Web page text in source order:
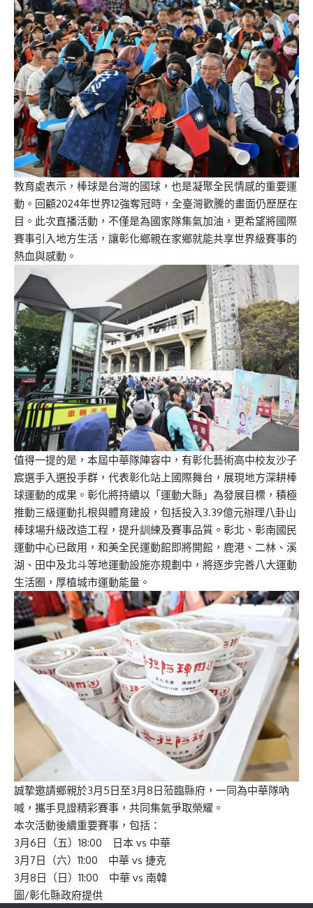
教育處表示，棒球是台灣的國球，也是凝聚全民情感的重要運
動。回顧2024年世界12強奪冠時，全臺灣歡騰的畫面仍歷歷在
目。此次直播活動，不僅是為國家隊集氣加油，更希望將國際
賽事引入地方生活，讓彰化鄉親在家鄉就能共享世界級賽事的
熱血與感動。
值得一提的是，本屆中華隊陣容中，有彰化藝術高中校友沙子
宸選手入選投手群，代表彰化站上國際舞台，展現地方深耕棒
球運動的成果。彰化將持續以「運動大縣」為發展目標，積極
推動三級運動扎根與體育建設，包括投入3.39億元辦理八卦山
棒球場升級改造工程，提升訓練及賽事品質。彰北、彰南國民
運動中心已啟用，和美全民運動館即將開館，鹿港、二林、溪
湖、田中及北斗等地運動設施亦規劃中，將逐步完善八大運動
生活圈，厚植城市運動能量。
誠摯邀請鄉親於3月5日至3月8日蒞臨縣府，一同為中華隊吶
喊，攜手見證精彩賽事，共同集氣爭取榮耀。
本次活動後續重要賽事，包括：
3月6日（五）18:00 日本 vs 中華
3月7日（六）11:00 中華 vs 捷克
3月8日（日）11:00 中華 vs 南韓
圖/彰化縣政府提供